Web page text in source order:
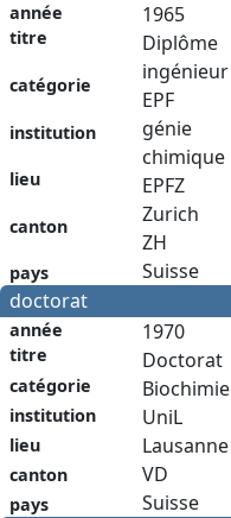
année
titre
catégorie
institution
lieu
canton
pays
1965
Diplôme
ingénieur
EPF
génie
chimique
EPFZ
Zurich
ZH
Suisse
doctorat
année
titre
catégorie
institution
lieu
canton
pays
1970
Doctorat
Biochimie
UniL
Lausanne
VD
Suisse